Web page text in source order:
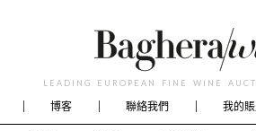
LEADING EUROPEAN FINE WINE
博客 聯絡我們 我的